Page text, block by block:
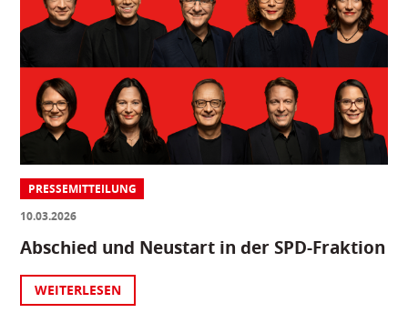
PRESSEMITTEILUNG
10.03.2026
Abschied und Neustart in der SPD-Fraktion
WEITERLESEN